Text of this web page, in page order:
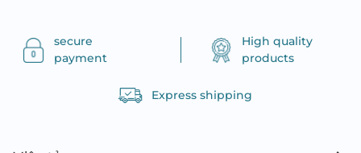
secure
payment
High quality
products
Express shipping